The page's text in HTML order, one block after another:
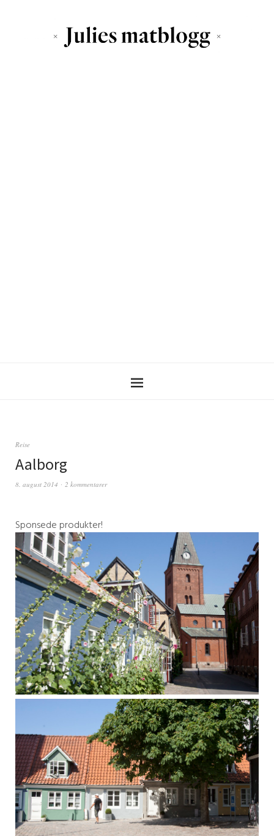
Reise
Aalborg
8. august 2014 2 kommentarer
Sponsede produkter!